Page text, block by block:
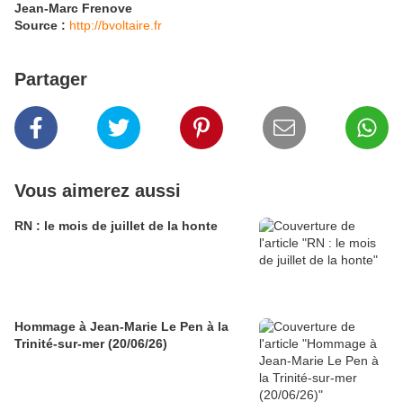
Jean-Marc Frenove
Source : http://bvoltaire.fr
Partager
Vous aimerez aussi
RN : le mois de juillet de la honte
Hommage à Jean-Marie Le Pen à la
Trinité-sur-mer (20/06/26)